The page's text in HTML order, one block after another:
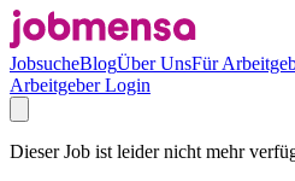
JobsucheBlogÜber UnsFür
Arbeitgeber Login
Dieser Job ist leider nicht mehr